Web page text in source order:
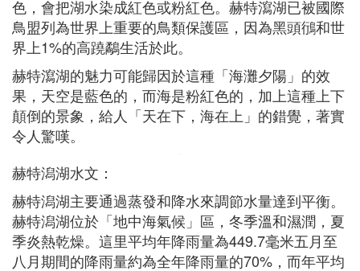
色，會把湖水染成紅色或粉紅色。赫特瀉湖已被國際
鳥盟列為世界上重要的鳥類保護區，因為黑頭鴴和世
界上1%的高蹺鷸生活於此。
赫特瀉湖的魅力可能歸因於這種「海灘夕陽」的效
果，天空是藍色的，而海是粉紅色的，加上這種上下
顛倒的景象，給人「天在下，海在上」的錯覺，著實
令人驚嘆。
赫特潟湖水文：
赫特潟湖主要通過蒸發和降水來調節水量達到平衡。
赫特潟湖位於「地中海氣候」區，冬季溫和濕潤，夏
季炎熱乾燥。這里平均年降雨量為449.7毫米五月至
八月期間的降雨量約為全年降雨量的70%，而年平均